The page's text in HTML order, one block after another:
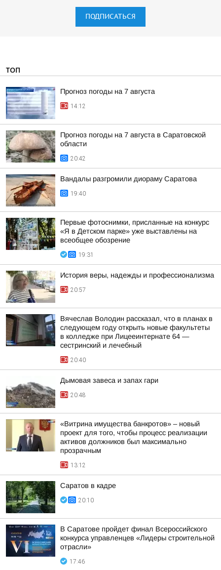
ПОДПИСАТЬСЯ
ТОП
Прогноз погоды на 7 августа
14:12
Прогноз погоды на 7 августа в Саратовской
области
20:42
Вандалы разгромили диораму Саратова
19:40
Первые фотоснимки, присланные на конкурс
«Я в Детском парке» уже выставлены на
всеобщее обозрение
19:31
История веры, надежды и профессионализма
20:57
Вячеслав Володин рассказал, что в планах в
следующем году открыть новые факультеты
в колледже при Лицееинтернате 64 —
сестринский и лечебный
20:40
Дымовая завеса и запах гари
20:48
«Витрина имущества банкротов» – новый
проект для того, чтобы процесс реализации
активов должников был максимально
прозрачным
13:12
Саратов в кадре
20:10
В Саратове пройдет финал Всероссийского
конкурса управленцев «Лидеры строительной
отрасли»
17:46